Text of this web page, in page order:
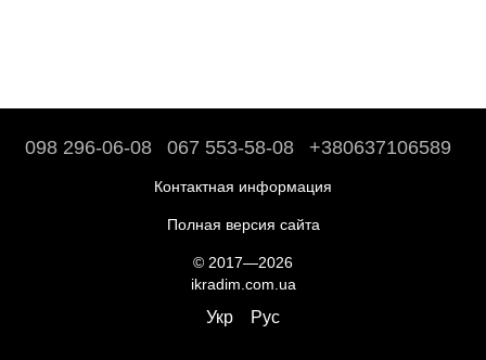
098 296-06-08 067 553-58-08 +380637106589
Контактная информация
Полная версия сайта
© 2017—2026
ikradim.com.ua
Укр Рус